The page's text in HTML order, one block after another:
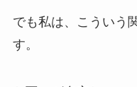
でも私は、こういう
す。